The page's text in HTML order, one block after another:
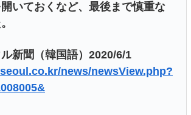
いておくなど、最後まで慎重な
新聞（韓国語）2020/6/1
news/newsView.php?